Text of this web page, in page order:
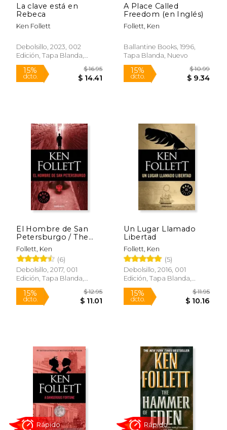
La clave está en
Rebeca
Ken Follett
Debolsillo, 2023, 002
Edición, Tapa Blanda,
Nuevo
15%
dcto.
A Place Called
Freedom (en Inglés)
Follett, Ken
Ballantine Books, 1996,
Tapa Blanda, Nuevo
15%
El Hombre de San
Petersburgo / The
Man from St.
Petersburg
Follett, Ken
(6)
Debolsillo, 2017, 001
Edición, Tapa Blanda,
Nuevo
Un Lugar Llamado
Libertad
Follett, Ken
(5)
Debolsillo, 2016, 001
Edición, Tapa Blanda,
Nuevo